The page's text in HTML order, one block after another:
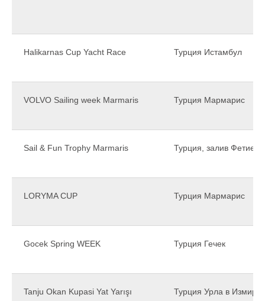
Halikarnas Cup Yacht Race Турция Истамбул
VOLVO Sailing week Marmaris Турция Мармарис
Sail & Fun Trophy Marmaris Турция, залив Фетие
LORYMA CUP Турция Мармарис
Gocek Spring WEEK Турция Гечек
Tanju Okan Kupasi Yat Yarışı Турция Урла в Измире